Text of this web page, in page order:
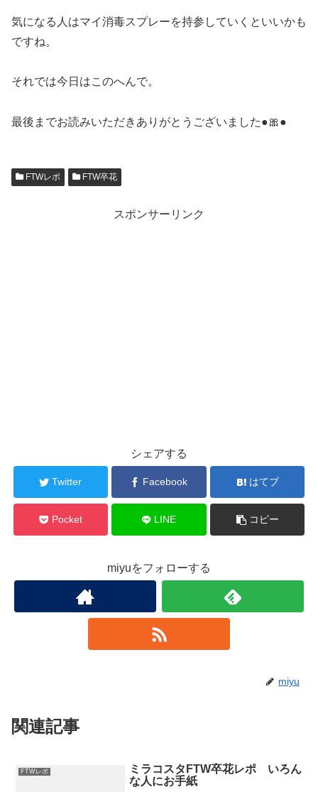
気になる人はマイ消毒スプレーを持参していくといいかも
ですね。
それでは今日はこのへんで。
最後までお読みいただきありがとうございました●🎀●
FTWレポ FTW卒花
スポンサーリンク
シェアする
Twitter Facebook はてブ
Pocket LINE コピー
miyuをフォローする
miyu
関連記事
FTWレポ
ミラコスタFTW卒花レポ いろん
な人にお手紙